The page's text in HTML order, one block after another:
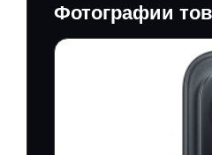
Фотографии